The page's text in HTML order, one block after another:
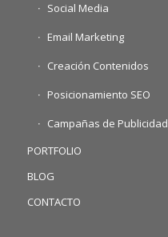
Social Media
Email Marketing
Creación Contenidos
Posicionamiento SEO
Campañas de Publicidad
PORTFOLIO
BLOG
CONTACTO